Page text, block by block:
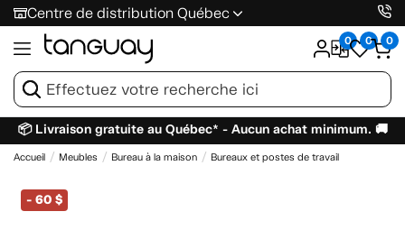
Centre de distribution Québec
0 0 0
📦 Livraison gratuite au Québec* - Aucun achat minimum. 🚚
Accueil Meubles Bureau à la maison Bureaux et postes de travail
- 60 $